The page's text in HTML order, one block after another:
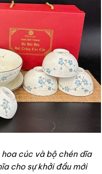
cúc và bộ chén dĩa
cho sự khởi đầu mới